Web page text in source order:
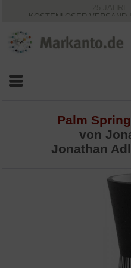
KOSTENLOSER VERSAND
VIELFÄLTIGE
Palm
von
Jonathan